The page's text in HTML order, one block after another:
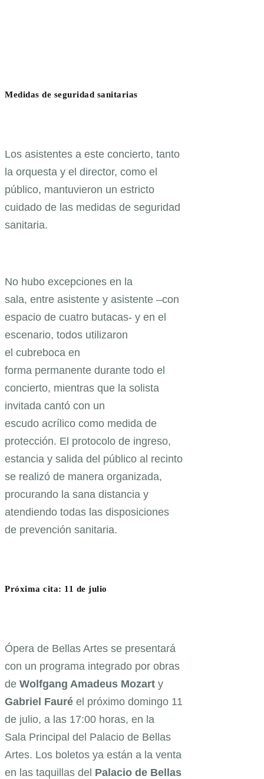
Medidas de seguridad sanitarias
Los asistentes a este concierto, tanto
la orquesta y el director, como el
público, mantuvieron un estricto
cuidado de las medidas de seguridad
sanitaria.
No hubo excepciones en la
sala, entre asistente y asistente –con
espacio de cuatro butacas- y en el
escenario, todos utilizaron
el cubreboca en
forma permanente durante todo el
concierto, mientras que la solista
invitada cantó con un
escudo acrílico como medida de
protección. El protocolo de ingreso,
estancia y salida del público al recinto
se realizó de manera organizada,
procurando la sana distancia y
atendiendo todas las disposiciones
de prevención sanitaria.
Próxima cita: 11 de julio
Ópera de Bellas Artes se presentará
con un programa integrado por obras
de Wolfgang Amadeus Mozart y
Gabriel Fauré el próximo domingo 11
de julio, a las 17:00 horas, en la
Sala Principal del Palacio de Bellas
Artes. Los boletos ya están a la venta
en las taquillas del Palacio de Bellas